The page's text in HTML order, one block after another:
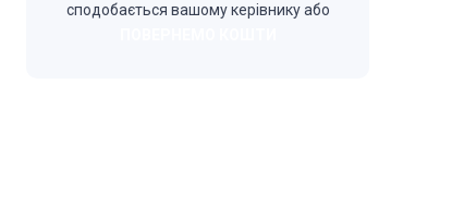
сподобається вашому керівнику або